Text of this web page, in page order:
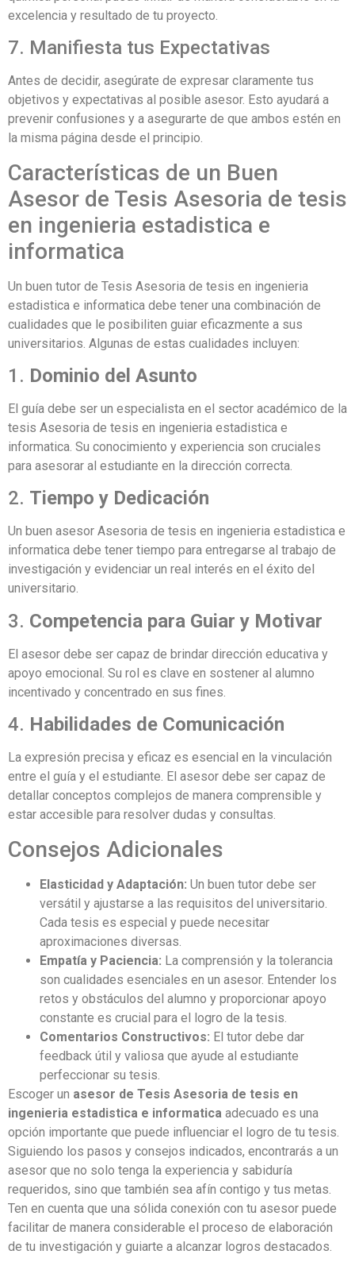
excelencia y resultado de tu proyecto.
7. Manifiesta tus Expectativas
Antes de decidir, asegúrate de expresar claramente tus
objetivos y expectativas al posible asesor. Esto ayudará a
prevenir confusiones y a asegurarte de que ambos estén en
la misma página desde el principio.
Características de un Buen
Asesor de Tesis Asesoria de tesis
en ingenieria estadistica e
informatica
Un buen tutor de Tesis Asesoria de tesis en ingenieria
estadistica e informatica debe tener una combinación de
cualidades que le posibiliten guiar eficazmente a sus
universitarios. Algunas de estas cualidades incluyen:
1. Dominio del Asunto
El guía debe ser un especialista en el sector académico de la
tesis Asesoria de tesis en ingenieria estadistica e
informatica. Su conocimiento y experiencia son cruciales
para asesorar al estudiante en la dirección correcta.
2. Tiempo y Dedicación
Un buen asesor Asesoria de tesis en ingenieria estadistica e
informatica debe tener tiempo para entregarse al trabajo de
investigación y evidenciar un real interés en el éxito del
universitario.
3. Competencia para Guiar y Motivar
El asesor debe ser capaz de brindar dirección educativa y
apoyo emocional. Su rol es clave en sostener al alumno
incentivado y concentrado en sus fines.
4. Habilidades de Comunicación
La expresión precisa y eficaz es esencial en la vinculación
entre el guía y el estudiante. El asesor debe ser capaz de
detallar conceptos complejos de manera comprensible y
estar accesible para resolver dudas y consultas.
Consejos Adicionales
Elasticidad y Adaptación: Un buen tutor debe ser
versátil y ajustarse a las requisitos del universitario.
Cada tesis es especial y puede necesitar
aproximaciones diversas.
Empatía y Paciencia: La comprensión y la tolerancia
son cualidades esenciales en un asesor. Entender los
retos y obstáculos del alumno y proporcionar apoyo
constante es crucial para el logro de la tesis.
Comentarios Constructivos: El tutor debe dar
feedback útil y valiosa que ayude al estudiante
perfeccionar su tesis.
Escoger un asesor de Tesis Asesoria de tesis en
ingenieria estadistica e informatica adecuado es una
opción importante que puede influenciar el logro de tu tesis.
Siguiendo los pasos y consejos indicados, encontrarás a un
asesor que no solo tenga la experiencia y sabiduría
requeridos, sino que también sea afín contigo y tus metas.
Ten en cuenta que una sólida conexión con tu asesor puede
facilitar de manera considerable el proceso de elaboración
de tu investigación y guiarte a alcanzar logros destacados.